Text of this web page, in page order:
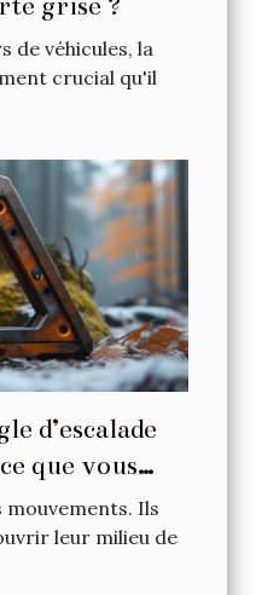
de véhicules, la
crucial qu'il
d’escalade
que vous
?
Ils
leur milieu de